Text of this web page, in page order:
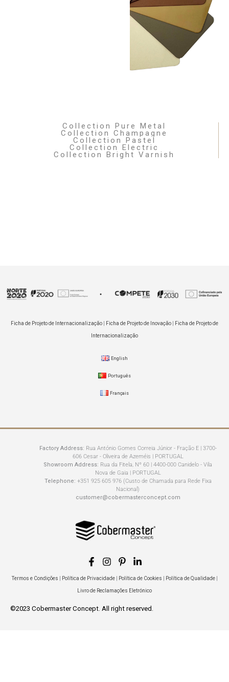
Collection Pure Metal
Collection Champagne
Collection Pastel
Collection Electric
Collection Bright Varnish
Ficha de Projeto de Internacionalização Ficha de Projeto de Inovação Ficha de Projeto de
Internacionalização
English
Português
Français
Factory Address: Rua António Gomes Correia Júnior - Fração E | 3700-
606 Cesar - Oliveira de Azeméis | PORTUGAL
Showroom Address: Rua da Fitela, Nº 60 | 4400-000 Canidelo - Vila
Nova de Gaia | PORTUGAL
Telephone: +351 925 605 976 (Custo de Chamada para Rede Fixa
Nacional)
customer@cobermasterconcept.com
Termos e Condições Política de Privacidade| Política de Cookies Política de Qualidade|
Livro de Reclamações Eletrónico
©2023 Cobermaster Concept. All right reserved.